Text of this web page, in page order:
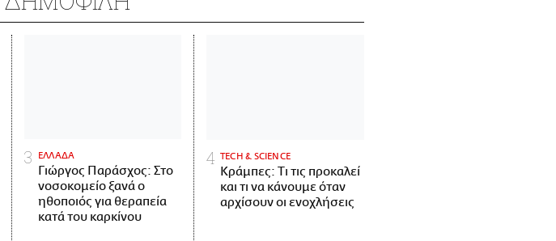
ΕΛΛΑΔΑ
Γιώργος Παράσχος: Στο
νοσοκομείο ξανά ο
ηθοποιός για θεραπεία
κατά του καρκίνου
ΤECH & SCIENCE
Κράμπες: Τι τις προκαλεί
και τι να κάνουμε όταν
αρχίσουν οι ενοχλήσεις